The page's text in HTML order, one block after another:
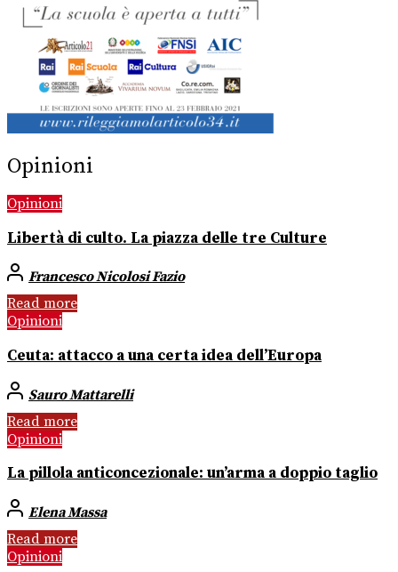
Opinioni
Opinioni
Libertà di culto. La piazza delle tre Culture
Francesco Nicolosi Fazio
Read more
Opinioni
Ceuta: attacco a una certa idea dell’Europa
Sauro Mattarelli
Read more
Opinioni
La pillola anticoncezionale: un’arma a doppio taglio
Elena Massa
Read more
Opinioni